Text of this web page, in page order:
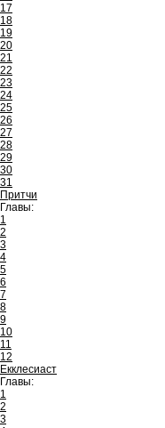
17
18
19
20
21
22
23
24
25
26
27
28
29
30
31
Притчи
Главы:
1
2
3
4
5
6
7
8
9
10
11
12
Екклесиаст
Главы:
1
2
3